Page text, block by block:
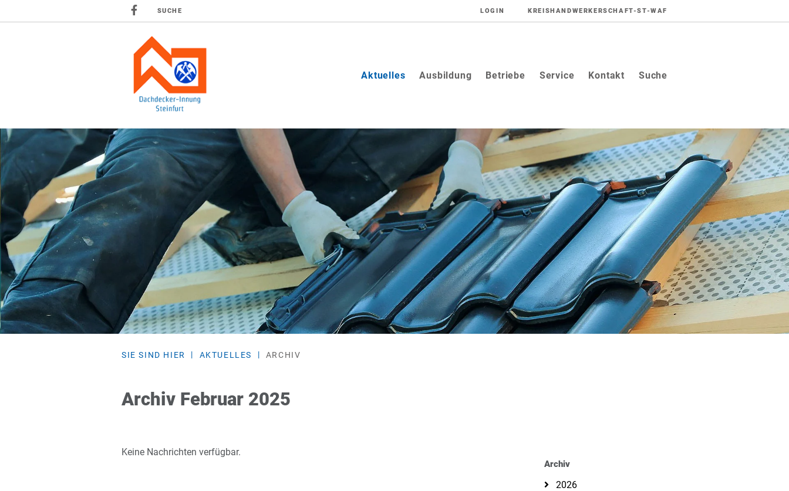
SUCHE LOGIN KREISHANDWERKERSCHAFT-ST-WAF
Aktuelles(current)
Ausbildung Betriebe Service Kontakt Suche
SIE SIND HIER AKTUELLES ARCHIV
Archiv Februar 2025
Keine Nachrichten verfügbar.
Archiv
2026